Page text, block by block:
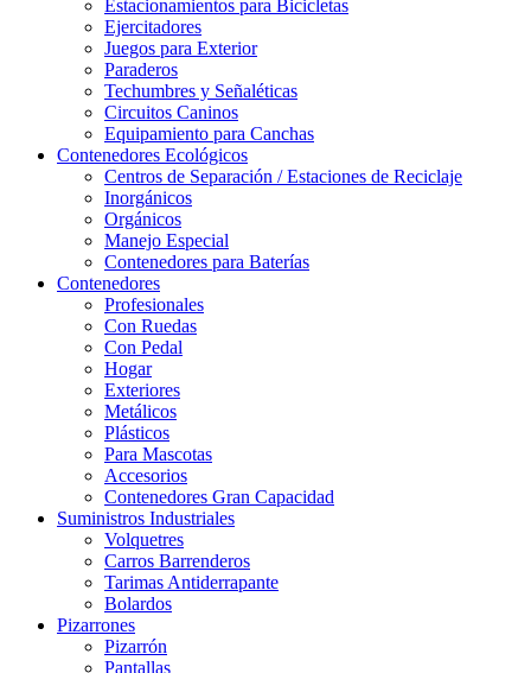
Estacionamientos para Bicicletas
Ejercitadores
Juegos para Exterior
Paraderos
Techumbres y Señaléticas
Circuitos Caninos
Equipamiento para Canchas
Contenedores Ecológicos
Centros de Separación / Estaciones de Reciclaje
Inorgánicos
Orgánicos
Manejo Especial
Contenedores para Baterías
Contenedores
Profesionales
Con Ruedas
Con Pedal
Hogar
Exteriores
Metálicos
Plásticos
Para Mascotas
Accesorios
Contenedores Gran Capacidad
Suministros Industriales
Volquetres
Carros Barrenderos
Tarimas Antiderrapante
Bolardos
Pizarrones
Pizarrón
Pantallas